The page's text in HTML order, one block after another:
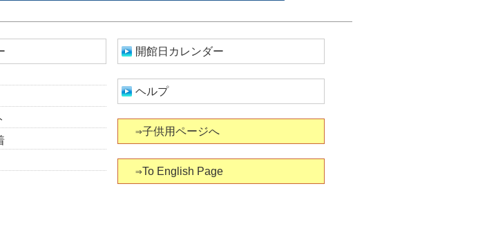
開館日カレンダー
ヘルプ
⇒子供用ページへ
⇒To English Page